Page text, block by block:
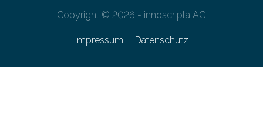
Copyright © 2026 - innoscripta AG
Impressum Datenschutz